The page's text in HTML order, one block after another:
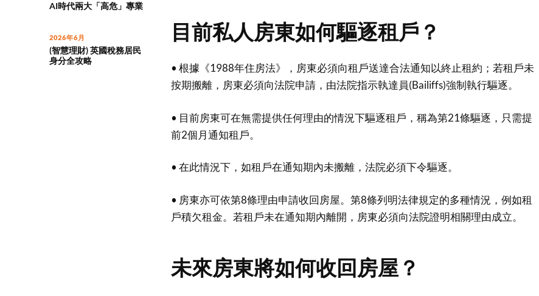
AI時代兩大「高危」專業
2026年6月
(智慧理財) 英國稅務居民
身分全攻略
目前私人房東如何驅逐租戶？
• 根據《1988年住房法》，房東必須向租戶送達合法通知以終止租約；若租戶未
按期搬離，房東必須向法院申請，由法院指示執達員(Bailiffs)強制執行驅逐。
• 目前房東可在無需提供任何理由的情況下驅逐租戶，稱為第21條驅逐，只需提
前2個月通知租戶。
• 在此情況下，如租戶在通知期內未搬離，法院必須下令驅逐。
• 房東亦可依第8條理由申請收回房屋。第8條列明法律規定的多種情況，例如租
戶積欠租金。若租戶未在通知期內離開，房東必須向法院證明相關理由成立。
未來房東將如何收回房屋？